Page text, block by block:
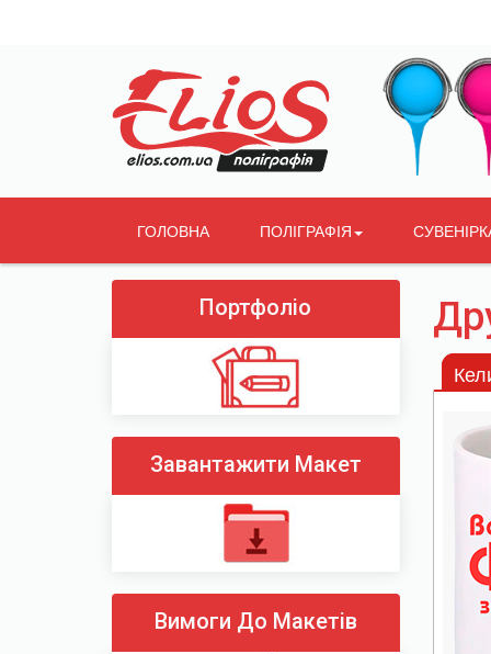
ГОЛОВНА ПОЛІГРАФІЯ
Портфоліо
Завантажити Макет
Вимоги До Макетів